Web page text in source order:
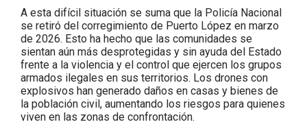
A esta difícil situación se suma que la Policía Nacional
se retiró del corregimiento de Puerto López en marzo
de 2026. Esto ha hecho que las comunidades se
sientan aún más desprotegidas y sin ayuda del Estado
frente a la violencia y el control que ejercen los grupos
armados ilegales en sus territorios. Los drones con
explosivos han generado daños en casas y bienes de
la población civil, aumentando los riesgos para quienes
viven en las zonas de confrontación.